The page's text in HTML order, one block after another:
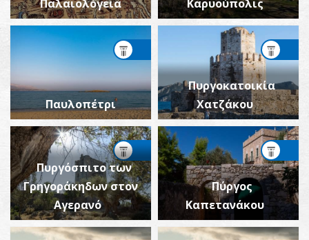
Παλαιολόγεια Καρυούπολις
Παυλοπέτρι
Πυργοκατοικία
Χατζάκου
Πυργόσπιτο των
Γρηγοράκηδων στον
Αγερανό
Πύργος
Καπετανάκου